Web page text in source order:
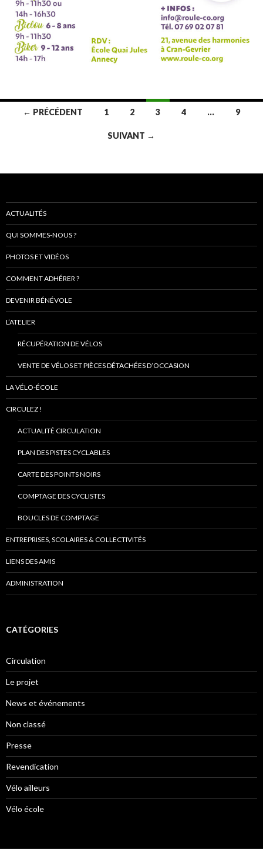
Navigation
des
← PRÉCÉDENT 1 2 3 4 … 9
SUIVANT →
ACTUALITÉS
QUI SOMMES-NOUS ?
PHOTOS ET VIDÉOS
COMMENT ADHÉRER ?
DEVENIR BÉNÉVOLE
L’ATELIER
RÉCUPÉRATION DE VÉLOS
VENTE DE VÉLOS ET PIÈCES DÉTACHÉES D’OCCASION
LA VÉLO-ÉCOLE
CIRCULEZ !
ACTUALITÉ CIRCULATION
PLAN DES PISTES CYCLABLES
CARTE DES POINTS NOIRS
COMPTAGE DES CYCLISTES
BOUCLES DE COMPTAGE
ENTREPRISES, SCOLAIRES & COLLECTIVITÉS
LIENS DES AMIS
ADMINISTRATION
CATÉGORIES
Circulation
Le projet
News et événements
Non classé
Presse
Revendication
Vélo ailleurs
Vélo école